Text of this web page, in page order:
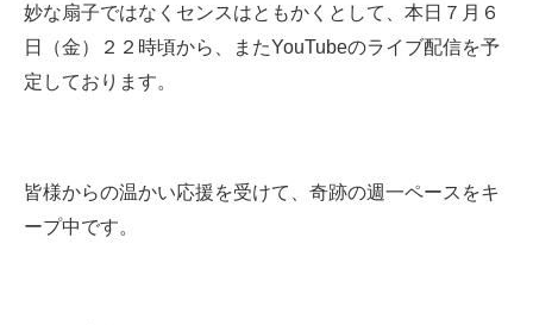
妙な扇子ではなくセンスはともかくとして、本日７月６
日（金）２２時頃から、またYouTubeのライブ配信を予
定しております。
皆様からの温かい応援を受けて、奇跡の週一ペースをキ
ープ中です。